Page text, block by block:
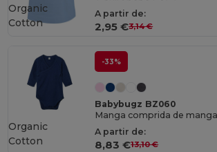
A partir de:
2,95 €3,14 €
Organic
Cotton
-33%
Babybugz BZ060
A partir de:
8,83 €13,10 €
Organic
Cotton